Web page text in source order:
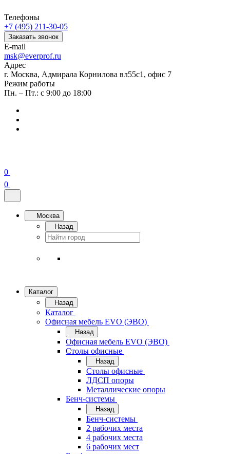
Телефоны
+7 (495) 211-30-05
Заказать звонок
E-mail
msk@everprof.ru
Адрес
г. Москва, Адмирала Корнилова вл55с1, офис 7
Режим работы
Пн. – Пт.: с 9:00 до 18:00
0
0
Москва
Назад
Каталог
Назад
Каталог
Офисная мебель EVO (ЭВО)
Назад
Офисная мебель EVO (ЭВО)
Cтолы офисные
Назад
Cтолы офисные
ЛДСП опоры
Металлические опоры
Бенч-системы
Назад
Бенч-системы
2 рабочих места
4 рабочих места
6 рабочих мест